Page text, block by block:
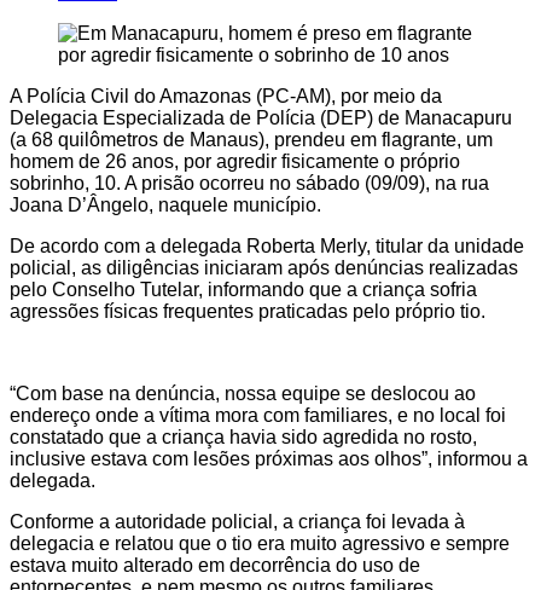
A Polícia Civil do Amazonas (PC-AM), por meio da
Delegacia Especializada de Polícia (DEP) de Manacapuru
(a 68 quilômetros de Manaus), prendeu em flagrante, um
homem de 26 anos, por agredir fisicamente o próprio
sobrinho, 10. A prisão ocorreu no sábado (09/09), na rua
Joana D’Ângelo, naquele município.
De acordo com a delegada Roberta Merly, titular da unidade
policial, as diligências iniciaram após denúncias realizadas
pelo Conselho Tutelar, informando que a criança sofria
agressões físicas frequentes praticadas pelo próprio tio.
“Com base na denúncia, nossa equipe se deslocou ao
endereço onde a vítima mora com familiares, e no local foi
constatado que a criança havia sido agredida no rosto,
inclusive estava com lesões próximas aos olhos”, informou a
delegada.
Conforme a autoridade policial, a criança foi levada à
delegacia e relatou que o tio era muito agressivo e sempre
estava muito alterado em decorrência do uso de